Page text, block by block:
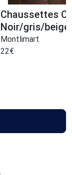
Chaussettes
Noir/gris/beige
Montlimart
22€